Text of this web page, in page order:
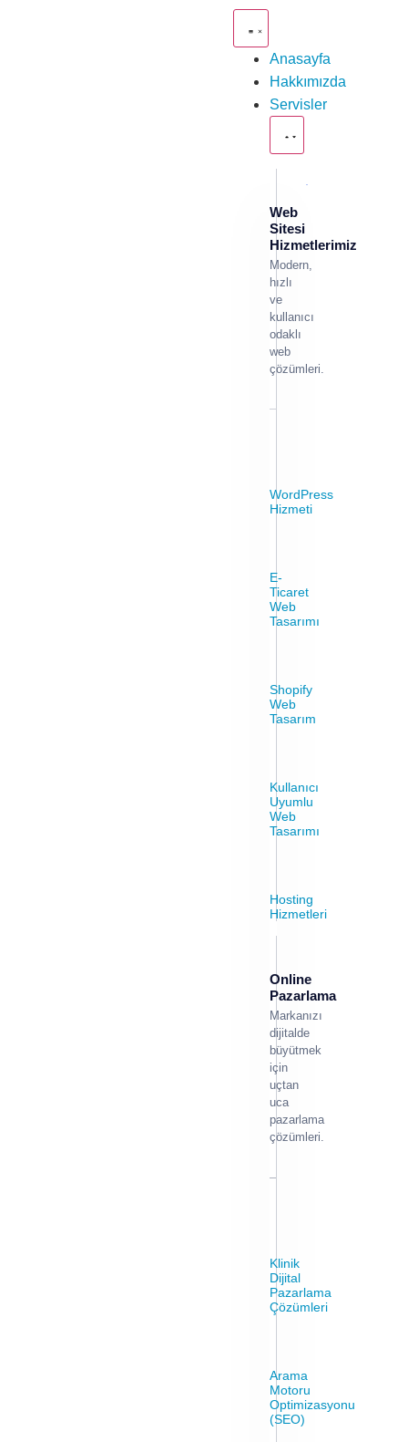
Anasayfa
Hakkımızda
Servisler
Web
Sitesi
Hizmetlerimiz
Modern,
hızlı
ve
kullanıcı
odaklı
web
çözümleri.
WordPress
Hizmeti
E-
Ticaret
Web
Tasarımı
Shopify
Web
Tasarım
Kullanıcı
Uyumlu
Web
Tasarımı
Hosting
Hizmetleri
Online
Pazarlama
Markanızı
dijitalde
büyütmek
için
uçtan
uca
pazarlama
çözümleri.
Klinik
Dijital
Pazarlama
Çözümleri
Arama
Motoru
Optimizasyonu
(SEO)